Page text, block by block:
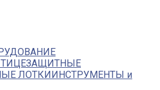
ЛОТКИИНСТРУМЕНТЫ и